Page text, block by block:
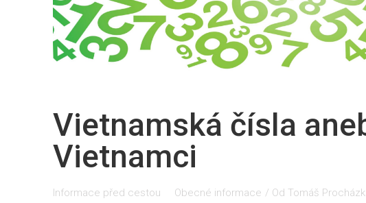
Vietnamská čísla
Vietnamci
Informace před cestou Obecné informace / Od Tomáš